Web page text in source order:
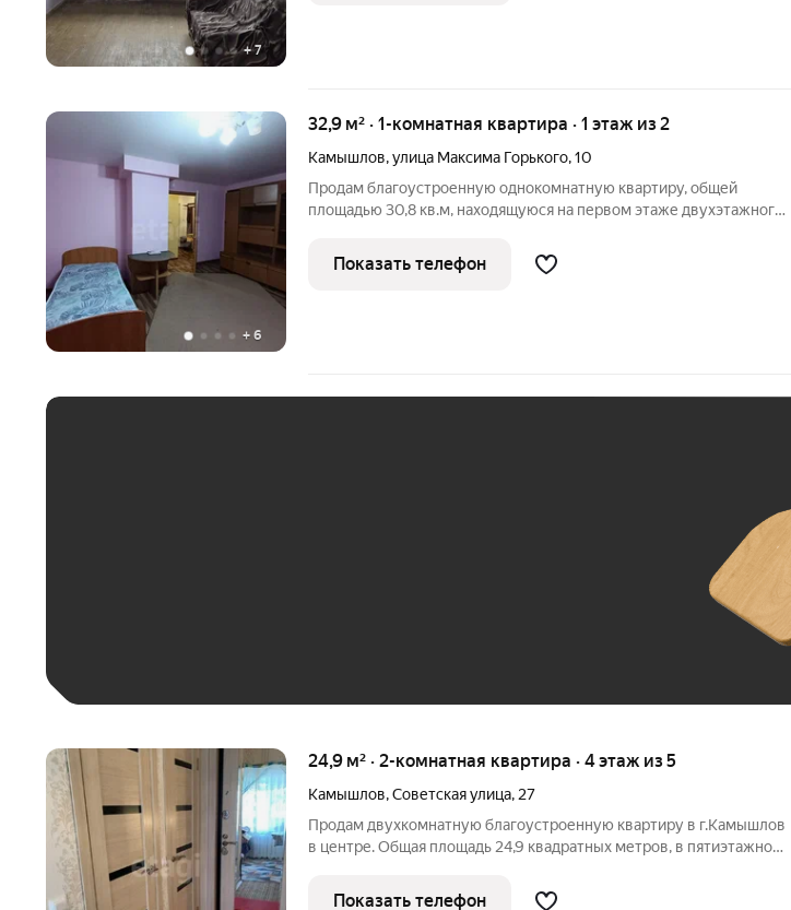
+7
+ 6
32,9 м² · 1-комнатная квартира · 1 этаж из 2
Камышлов,улица Максима Горького,10
Продам благоустроенную однокомнатную квартиру, общей
площадью 30,8 кв.м, находящуюся на первом этаже двухэтажного
выполнен косметический ремонт, пластиковые окна, санузел
совмещен. В
Показать телефон
24,9 м² · 2-комнатная квартира · 4 этаж из 5
Камышлов,Советская улица, 27
Продам двухкомнатную благоустроенную квартиру в г.Камышлов
в центре. Общая площадь 24,9 квадратных метров, в пятиэтажном
пластиковые, потолки натяжные, пол плотный линолиум, стены
Показать телефон